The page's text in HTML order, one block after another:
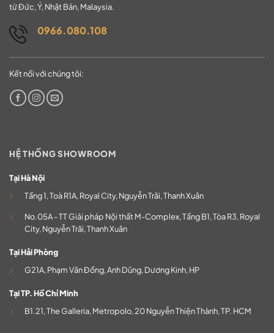
từ Đức, Ý, Nhật Bản, Malaysia.
0966.080.108
Kết nối với chúng tôi:
HỆ THỐNG SHOWROOM
Tại Hà Nội
Tầng 1, Toà R1A, Royal City, Nguyễn Trãi, Thanh Xuân
No.05A - TT Giải pháp Nội thất M-Complex, Tầng B1, Tòa R3, Royal
City, Nguyễn Trãi, Thanh Xuân
Tại Hải Phòng
G21A, Phạm Văn Đồng, Anh Dũng, Dương Kinh, HP
Tại TP. Hồ Chí Minh
B1.21, The Galleria, Metropolo, 20 Nguyễn Thiện Thành, TP. HCM